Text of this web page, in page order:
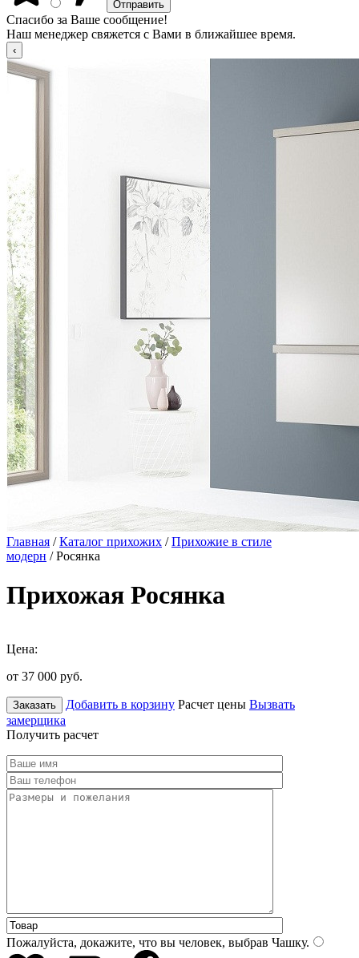
Спасибо за Ваше сообщение!
Наш менеджер свяжется с Вами в ближайшее время.
Главная /Каталог прихожих /Прихожие в стиле
модерн / Росянка
Прихожая Росянка
Цена:
от 37 000 руб.
Заказать Добавить в корзину Расчет цены Вызвать
замерщика
Получить расчет
Пожалуйста, докажите, что вы человек, выбрав Чашку.